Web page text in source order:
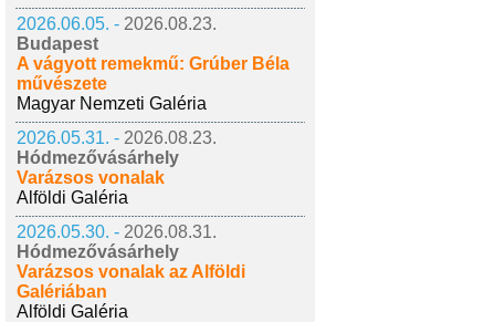
2026.06.05. - 2026.08.23.
Budapest
A vágyott remekmű: Grúber Béla
művészete
Magyar Nemzeti Galéria
2026.05.31. - 2026.08.23.
Hódmezővásárhely
Varázsos vonalak
Alföldi Galéria
2026.05.30. - 2026.08.31.
Hódmezővásárhely
Varázsos vonalak az Alföldi
Galériában
Alföldi Galéria